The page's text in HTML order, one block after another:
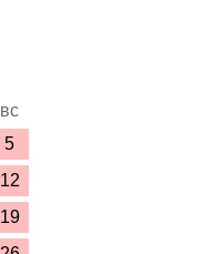
вс
5
12
19